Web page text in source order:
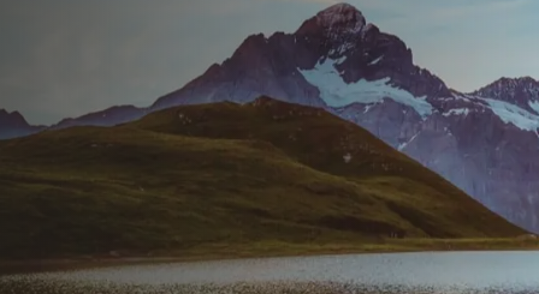
Rychlá
půjčka bez
papírování.